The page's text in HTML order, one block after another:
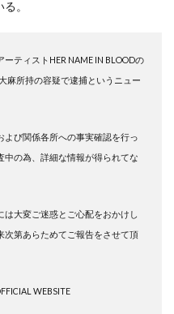
。
ティストHER NAME IN BLOODの
麻所持の容疑で逮捕というニュー
よび関係各所への事実確認を行っ
中の為、詳細な情報が得られてな
は大変ご迷惑とご心配をおかけし
次第あらためてご報告をさせて頂
WEBSITE